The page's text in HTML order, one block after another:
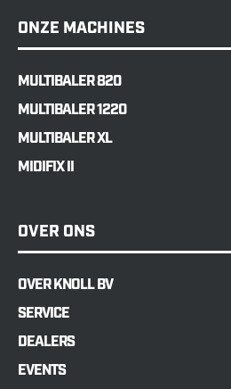
ONZE MACHINES
MULTIBALER 820
MULTIBALER 1220
MULTIBALER XL
MIDIFIX II
OVER ONS
OVER KNOLL BV
SERVICE
DEALERS
EVENTS